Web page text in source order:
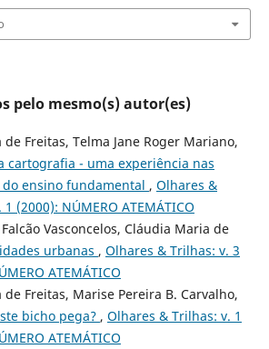
pelo mesmo(s) autor(es)
Freitas, Telma Jane Roger Mariano,
cartografia - uma experiência nas
ensino fundamental , Olhares &
(2000): NÚMERO ATEMÁTICO
Vasconcelos, Cláudia Maria de
urbanas , Olhares & Trilhas: v. 3
ATEMÁTICO
Freitas, Marise Pereira B. Carvalho,
bicho pega? , Olhares & Trilhas: v. 1
ATEMÁTICO